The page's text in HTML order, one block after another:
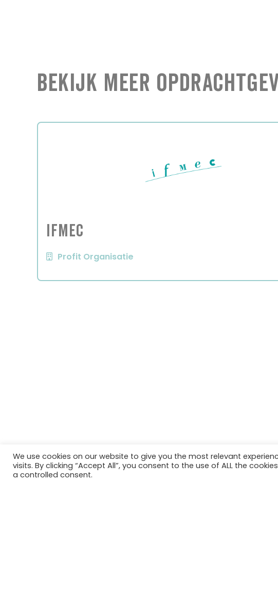
Bekijk Meer
IFMEC
Profit Organisatie
We use cookies on our website to give you the most relevant
visits. By clicking “Accept All”, you consent to the use of ALL the
a controlled consent.